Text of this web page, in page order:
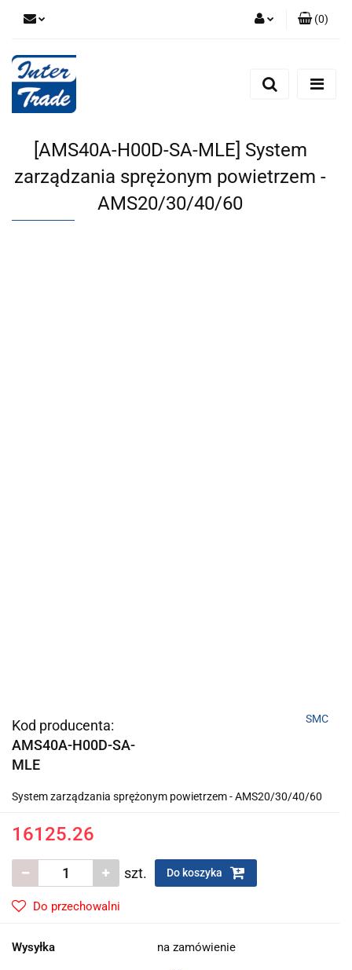
Zarejestruj się
(0)
[AMS40A-H00D-SA-MLE] System
zarządzania sprężonym powietrzem -
AMS20/30/40/60
Kod producenta:
AMS40A-H00D-SA-
MLE
SMC
System zarządzania sprężonym powietrzem - AMS20/30/40/60
16125.26
szt. Do koszyka
Do przechowalni
Wysyłka na zamówienie